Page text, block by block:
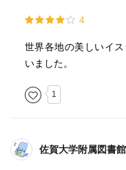
4
世界各地の美しいイ
いました。
1
佐賀大学附属図書